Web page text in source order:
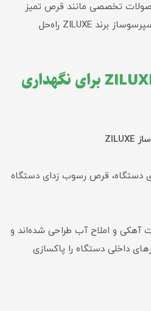
تخصصی مانند قرص تمیز
کننده و رسوب‌زدای دستگاه اسپرسوساز برند ZILUXE راه‌حل
معرفی محصولات ZILUXE برای نگهداری
دستگاه، قرص رسوب زدای دستگاه
آهکی و املاح آب طراحی شده‌اند و
داخلی دستگاه را پاکسازی